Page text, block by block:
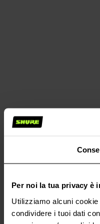
Per noi la tua privacy è
Utilizziamo alcuni
condividere i tuoi dati